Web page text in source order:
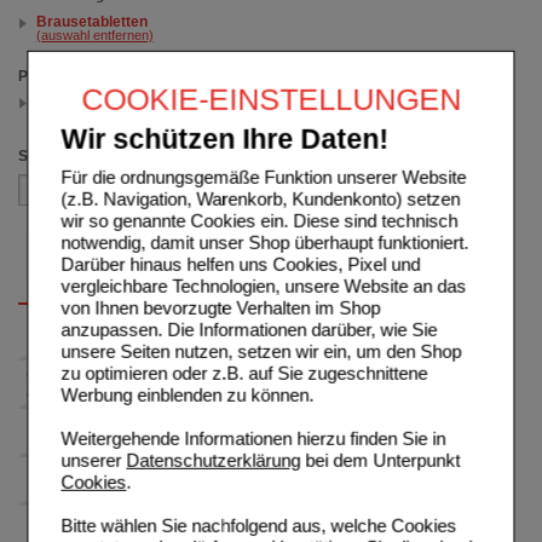
COOKIE-EINSTELLUNGEN
Wir schützen Ihre Daten!
Für die ordnungsgemäße Funktion unserer Website
(z.B. Navigation, Warenkorb, Kundenkonto) setzen
wir so genannte Cookies ein. Diese sind technisch
notwendig, damit unser Shop überhaupt funktioniert.
Darüber hinaus helfen uns Cookies, Pixel und
vergleichbare Technologien, unsere Website an das
von Ihnen bevorzugte Verhalten im Shop
anzupassen. Die Informationen darüber, wie Sie
unsere Seiten nutzen, setzen wir ein, um den Shop
zu optimieren oder z.B. auf Sie zugeschnittene
Werbung einblenden zu können.
Weitergehende Informationen hierzu finden Sie in
unserer Datenschutzerklärungbei dem Unterpunkt
Cookies.
Bitte wählen Sie nachfolgend aus, welche Cookies
Brausetabletten
(auswahl entfernen)
Packungsgröße
Sortieren nach